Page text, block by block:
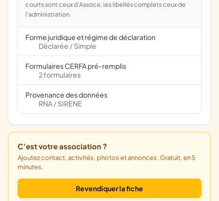
courts sont ceux d'Assoce, les libellés complets ceux de
l'administration.
Forme juridique et régime de déclaration
Déclarée / Simple
Formulaires CERFA pré-remplis
2 formulaires
Provenance des données
RNA / SIRENE
C'est votre association ?
Ajoutez contact, activités, photos et annonces. Gratuit, en 5
minutes.
Revendiquer la fiche